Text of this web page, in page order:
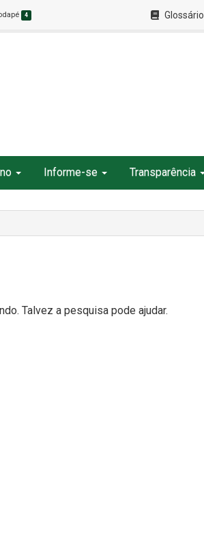
4 Glossário
Informe-se Transparência
Talvez a pesquisa pode ajudar.